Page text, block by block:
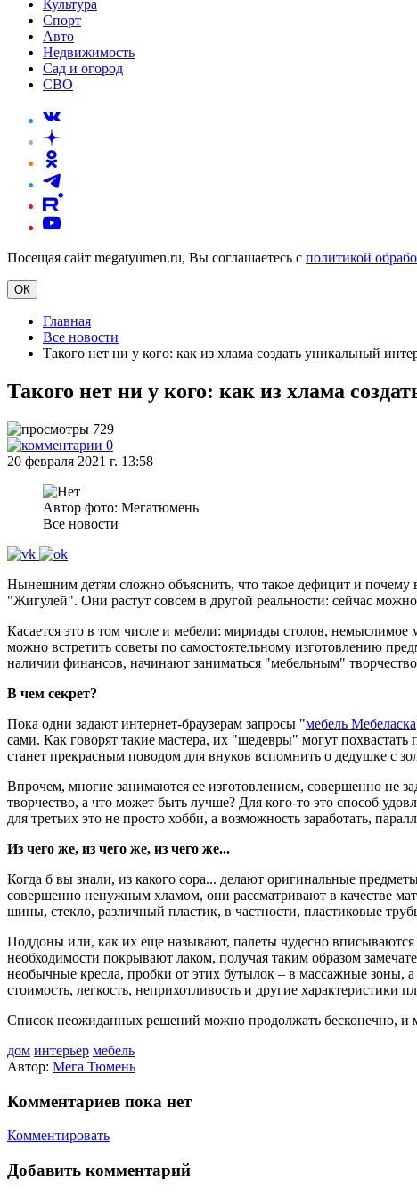
Культура
Спорт
Авто
Недвижимость
Сад и огород
СВО
Посещая сайт megatyumen.ru, Вы соглашаетесь с политикой
ОК
Главная
Все новости
Такого нет ни у кого: как из хлама создать уникальный
Такого нет ни у кого: как из хлама
729
0
20 февраля 2021 г. 13:58
Автор фото: Мегатюмень
Все новости
Нынешним детям сложно объяснить, что такое дефицит и почему
"Жигулей". Они растут совсем в другой реальности: сейчас
Касается это в том числе и мебели: мириады столов, немыслимое
можно встретить советы по самостоятельному изготовлению
наличии финансов, начинают заниматься "мебельным"
В чем секрет?
Пока одни задают интернет-браузерам запросы "мебель Мебеласка
сами. Как говорят такие мастера, их "шедевры" могут
станет прекрасным поводом для внуков вспомнить о дедушке с
Впрочем, многие занимаются ее изготовлением, совершенно не
творчество, а что может быть лучше? Для кого-то это способ
для третьих это не просто хобби, а возможность заработать,
Из чего же, из чего же, из чего же...
Когда б вы знали, из какого сора... делают оригинальные
совершенно ненужным хламом, они рассматривают в качестве
шины, стекло, различный пластик, в частности, пластиковые
Поддоны или, как их еще называют, палеты чудесно
необходимости покрывают лаком, получая таким образом
необычные кресла, пробки от этих бутылок – в массажные зоны,
стоимость, легкость, неприхотливость и другие характеристики
Список неожиданных решений можно продолжать бесконечно, и
дом интерьер мебель
Автор: Мега Тюмень
Комментариев пока нет
Комментировать
Добавить комментарий